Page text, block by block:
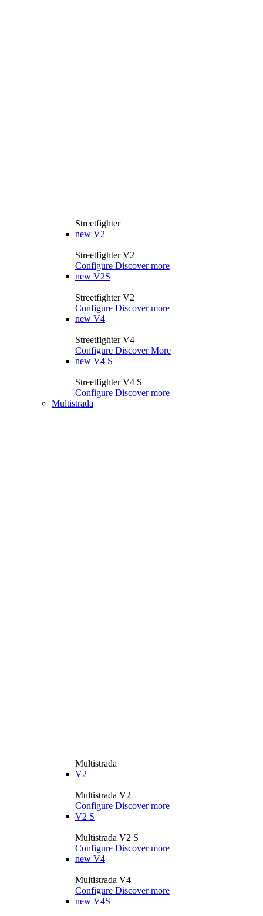
Streetfighter
new V2
Streetfighter V2
Configure Discover more
new V2S
Streetfighter V2
Configure Discover more
new V4
Streetfighter V4
Configure Discover More
new V4 S
Streetfighter V4 S
Configure Discover more
Multistrada
Multistrada
V2
Multistrada V2
Configure Discover more
V2 S
Multistrada V2 S
Configure Discover more
new V4
Multistrada V4
Configure Discover more
new V4S